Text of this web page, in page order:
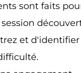
sont faits
et